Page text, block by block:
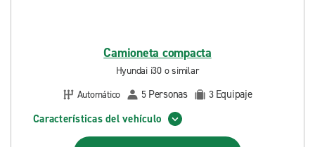
Camioneta compacta
Hyundai i30 o similar
Automático
5 Personas 3 Equipaje
Características del vehículo